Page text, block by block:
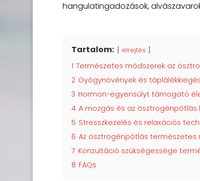
hangulatingadozások,
Tartalom: elrejtés
1 Természetes módszerek az
2 Gyógynövények és
3 Hormon-egyensúlyt támogató
4 A mozgás és az
5 Stresszkezelés és relaxációs
6 Az ösztrogénpótlás
7 Konzultáció szükségessége
8 FAQs